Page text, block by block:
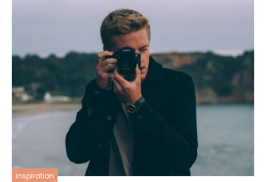
inspiration